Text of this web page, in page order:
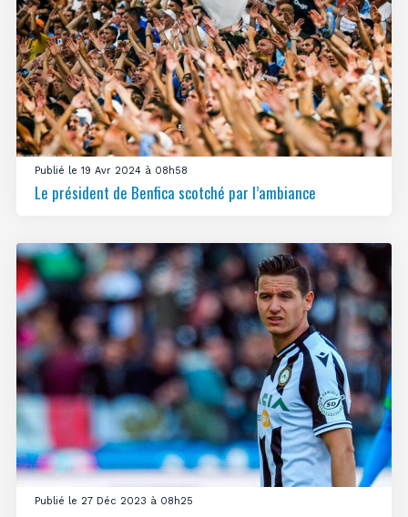
Publié le 19 Avr 2024 à 08h58
Le président de Benfica scotché par l’ambiance
Publié le 27 Déc 2023 à 08h25